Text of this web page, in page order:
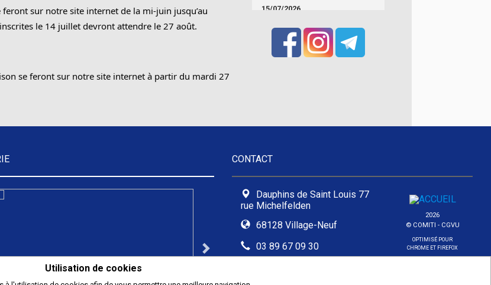
sur notre site internet de la mi-juin jusqu’au
le 14 juillet devront attendre le 27 août.
se feront sur notre site internet à partir du mardi 27
15/07/2026
CONTACT
Dauphins de Saint Louis 77
rue Michelfelden
68128 Village-Neuf
03 89 67 09 30
2026
© COMITI - CGVU
OPTIMISÉ POUR
CHROME ET FIREFOX
Utilisation de cookies